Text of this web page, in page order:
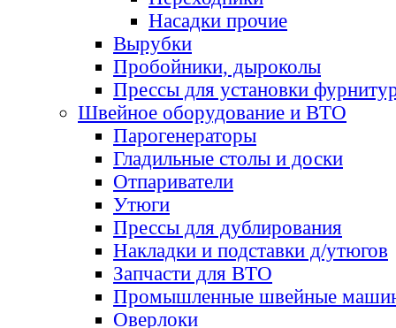
Насадки прочие
Вырубки
Пробойники, дыроколы
Прессы для установки
Швейное оборудование и ВТО
Парогенераторы
Гладильные столы и доски
Отпариватели
Утюги
Прессы для дублирования
Накладки и подставки д/утюгов
Запчасти для ВТО
Промышленные швейные
Оверлоки